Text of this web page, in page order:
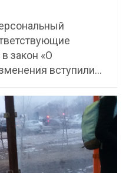
закон «О
вступили…